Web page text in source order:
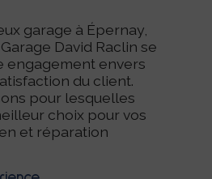
garage à Épernay,
David Raclin se
engagement envers
du client.
pour lesquelles
choix pour vos
et réparation